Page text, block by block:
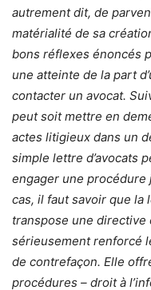
autrement dit, de
matérialité de sa
bons réflexes énoncés
une atteinte de la part
contacter un avocat.
peut soit mettre en
actes litigieux dans un
simple lettre d’avocats
engager une procédure
cas, il faut savoir que la
transpose une directive
sérieusement renforcé
de contrefaçon. Elle
procédures – droit à